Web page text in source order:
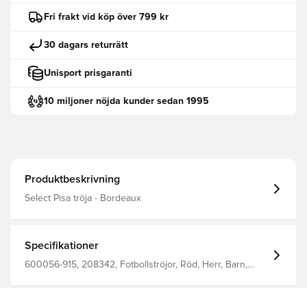
Fri frakt vid köp över 799 kr
30 dagars returrätt
Unisport prisgaranti
10 miljoner nöjda kunder sedan 1995
Produktbeskrivning
Select Pisa tröja - Bordeaux
Specifikationer
600056-915, 208342, Fotbollströjor, Röd, Herr, Barn,